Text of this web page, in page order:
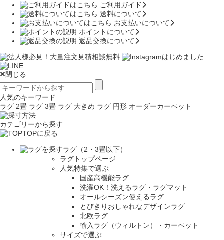
ご利用ガイド
送料について
お支払いについて
ポイントについて
返品交換について
閉じる
人気のキーワード
ラグ 2畳 ラグ 3畳 ラグ 大きめ ラグ 円形 オーダーカーペット
カテゴリーから探す
TOPに戻る
ラグ（2・3畳以下）
ラグトップページ
人気特集で選ぶ
国産高機能ラグ
洗濯OK！洗えるラグ・ラグマット
オールシーズン使えるラグ
とびきりおしゃれなデザインラグ
北欧ラグ
輸入ラグ（ウィルトン）・カーペット
サイズで選ぶ